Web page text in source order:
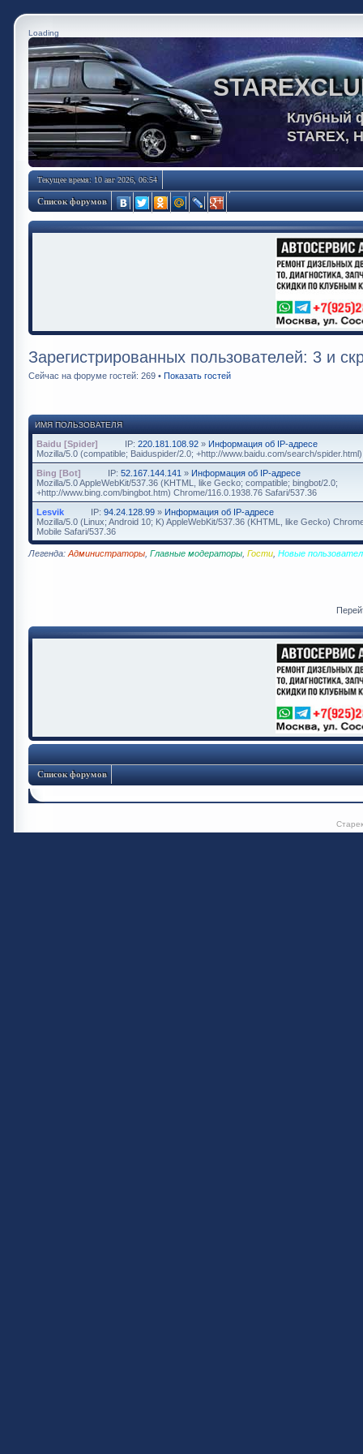
Loading
Клубный
STAREX,
Текущее время: 10 авг 2026, 06:54
Список форумов
Зарегистрированных пользователей: 3 и
Сейчас на форуме гостей: 269 • Показать гостей
ИМЯ ПОЛЬЗОВАТЕЛЯ
Baidu [Spider] IP: 220.181.108.92 » Информация об IP-адресе
Mozilla/5.0 (compatible; Baiduspider/2.0; +http://www.baidu.com/search/spider.html)
Bing [Bot]
IP: 52.167.144.141 » Информация об IP-адресе
Mozilla/5.0 AppleWebKit/537.36 (KHTML, like Gecko; compatible; bingbot/2.0;
+http://www.bing.com/bingbot.htm) Chrome/116.0.1938.76 Safari/537.36
Lesvik
IP: 94.24.128.99 » Информация об IP-адресе
Mozilla/5.0 (Linux; Android 10; K) AppleWebKit/537.36 (KHTML, like Gecko)
Mobile Safari/537.36
Легенда: Администраторы Главные модераторы Гости Новые
Список форумов